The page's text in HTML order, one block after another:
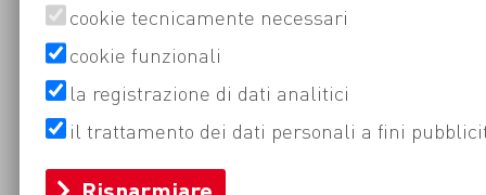
cookie tecnicamente necessari
cookie funzionali
la registrazione di dati analitici
il trattamento dei dati personali a fini